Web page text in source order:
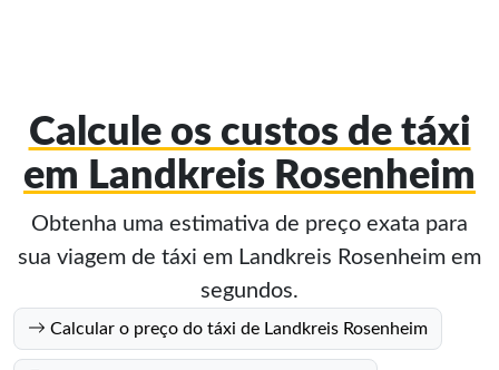
Calcule os custos de táxi
em Landkreis Rosenheim
Obtenha uma estimativa de preço exata para
sua viagem de táxi em Landkreis Rosenheim em
segundos.
Calcular o preço do táxi de Landkreis Rosenheim